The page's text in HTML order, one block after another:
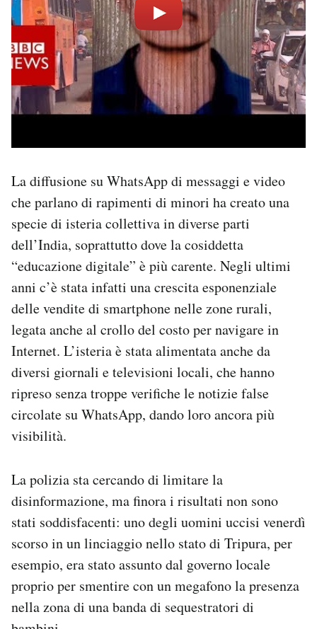
La diffusione su WhatsApp di messaggi e video
che parlano di rapimenti di minori ha creato una
specie di isteria collettiva in diverse parti
dell’India, soprattutto dove la cosiddetta
“educazione digitale” è più carente. Negli ultimi
anni c’è stata infatti una crescita esponenziale
delle vendite di smartphone nelle zone rurali,
legata anche al crollo del costo per navigare in
Internet. L’isteria è stata alimentata anche da
diversi giornali e televisioni locali, che hanno
ripreso senza troppe verifiche le notizie false
circolate su WhatsApp, dando loro ancora più
visibilità.
La polizia sta cercando di limitare la
disinformazione, ma finora i risultati non sono
stati soddisfacenti: uno degli uomini uccisi venerdì
scorso in un linciaggio nello stato di Tripura, per
esempio, era stato assunto dal governo locale
proprio per smentire con un megafono la presenza
nella zona di una banda di sequestratori di